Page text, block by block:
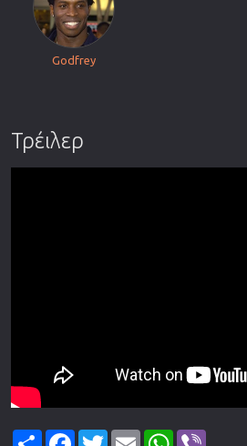
Godfrey
Τρέιλερ
ShareFacebook
TwitterEmail WhatsApp